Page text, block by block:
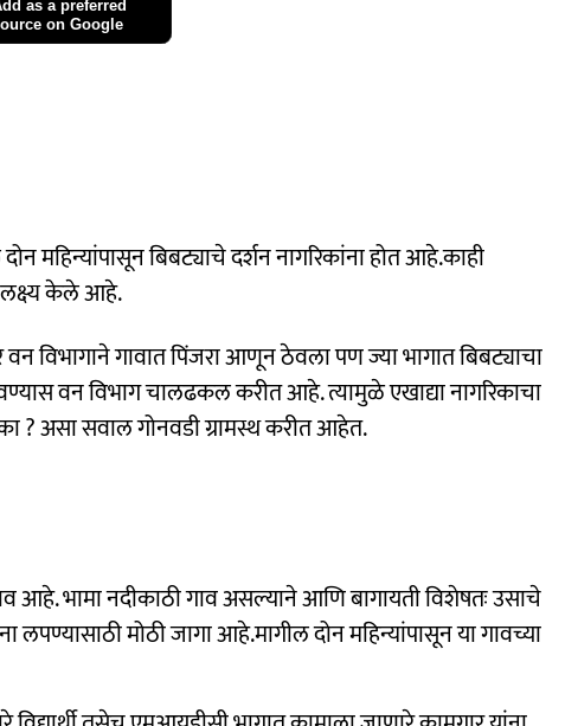
as a preferred
on Google
महिन्यांपासून बिबट्याचे दर्शन नागरिकांना होत आहे.काही
लक्ष्य केले आहे.
विभागाने गावात पिंजरा आणून ठेवला पण ज्या भागात बिबट्याचा
वन विभाग चालढकल करीत आहे. त्यामुळे एखाद्या नागरिकाचा
? असा सवाल गोनवडी ग्रामस्थ करीत आहेत.
आहे. भामा नदीकाठी गाव असल्याने आणि बागायती विशेषतः उसाचे
लपण्यासाठी मोठी जागा आहे.मागील दोन महिन्यांपासून या गावच्या